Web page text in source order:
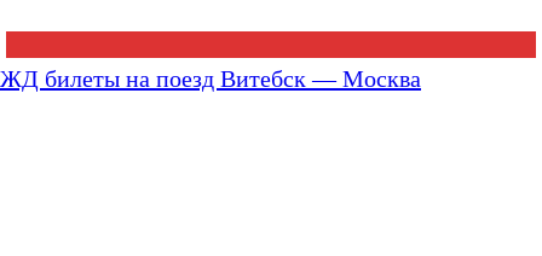
ЖД билеты на поезд Витебск — Москва